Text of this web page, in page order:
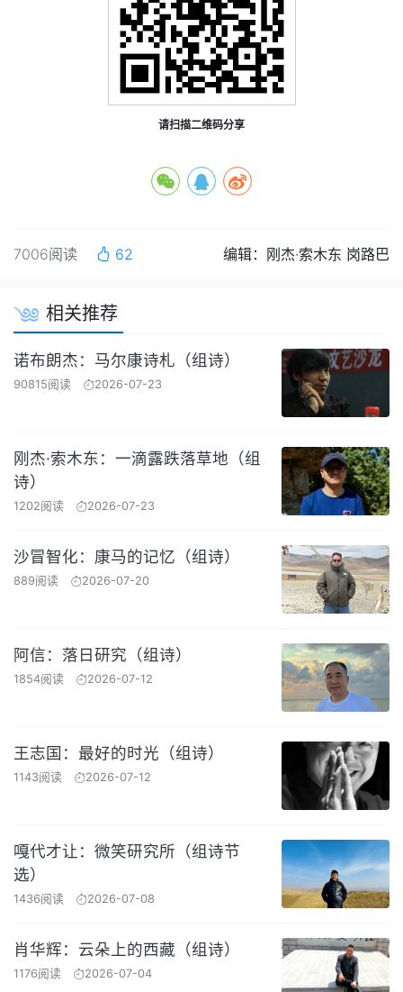
请扫描二维码分享
7006阅读 62 编辑：刚杰·索木东 岗路巴
相关推荐
诺布朗杰：马尔康诗札（组诗）
90815阅读 2026-07-23
刚杰·索木东：一滴露跌落草地（组
诗）
1202阅读 2026-07-23
沙冒智化：康马的记忆（组诗）
889阅读 2026-07-20
阿信：落日研究（组诗）
1854阅读 2026-07-12
王志国：最好的时光（组诗）
1143阅读 2026-07-12
嘎代才让：微笑研究所（组诗节
选）
1436阅读 2026-07-08
肖华辉：云朵上的西藏（组诗）
1176阅读 2026-07-04